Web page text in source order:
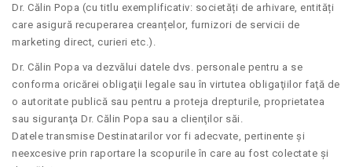
Dr. Călin Popa (cu titlu exemplificativ: societăți de arhivare, entități
care asigură recuperarea creanțelor, furnizori de servicii de
marketing direct, curieri etc.).
Dr. Călin Popa va dezvălui datele dvs. personale pentru a se
conforma oricărei obligaţii legale sau în virtutea obligaţiilor faţă de
o autoritate publică sau pentru a proteja drepturile, proprietatea
sau siguranţa Dr. Călin Popa sau a clienţilor săi.
Datele transmise Destinatarilor vor fi adecvate, pertinente şi
neexcesive prin raportare la scopurile în care au fost colectate și